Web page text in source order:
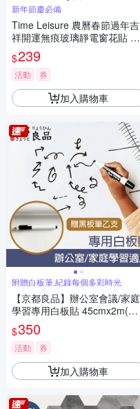
新年節慶必備
Time Leisure 農曆春節過年吉
祥開運無痕玻璃靜電窗花貼 富
貴金福
$239
活動 券
加入購物車
附贈白板筆,紀錄每個多彩時光
【京都良品】辦公室會議/家庭
學習專用白板貼 45cmx2m(附
白板筆)
$350
活動 券
加入購物車